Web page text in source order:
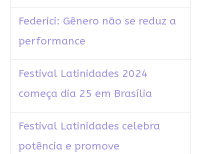
Federici: Gênero não se reduz a
performance
Festival Latinidades 2024
começa dia 25 em Brasília
Festival Latinidades celebra
potência e promove